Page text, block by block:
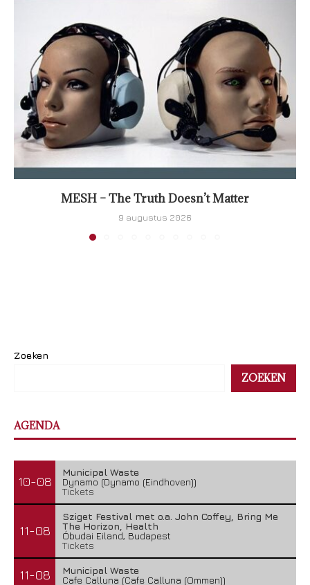
MESH – The Truth Doesn’t Matter
9 augustus 2026
Zoeken
ZOEKEN
AGENDA
10-08
Municipal Waste
Dynamo (Dynamo (Eindhoven))
Tickets
11-08
Sziget Festival met o.a. John Coffey, Bring Me
The Horizon, Health
Óbudai Eiland, Budapest
Tickets
11-08
Municipal Waste
Cafe Calluna (Cafe Calluna (Ommen))